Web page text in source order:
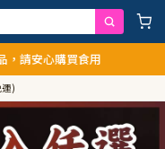
心購買食用
)